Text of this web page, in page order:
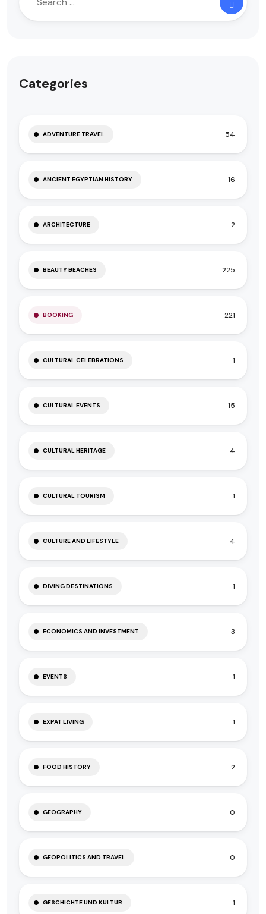
Categories
ADVENTURE TRAVEL 54
ANCIENT EGYPTIAN HISTORY 16
ARCHITECTURE 2
BEAUTY BEACHES 225
BOOKING 221
CULTURAL CELEBRATIONS 1
CULTURAL EVENTS 15
CULTURAL HERITAGE 4
CULTURAL TOURISM 1
CULTURE AND LIFESTYLE 4
DIVING DESTINATIONS 1
ECONOMICS AND INVESTMENT 3
EVENTS 1
EXPAT LIVING 1
FOOD HISTORY 2
GEOGRAPHY 0
GEOPOLITICS AND TRAVEL 0
GESCHICHTE UND KULTUR 1